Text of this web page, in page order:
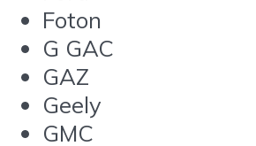
Foton
G GAC
GAZ
Geely
GMC